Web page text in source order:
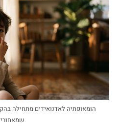
הומאופתיה לאדנואידים מתחילה